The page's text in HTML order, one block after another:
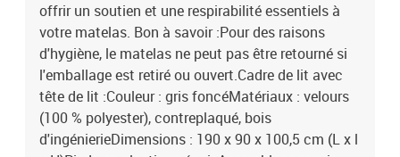
offrir un soutien et une respirabilité essentiels à
votre matelas. Bon à savoir :Pour des raisons
d'hygiène, le matelas ne peut pas être retourné si
l'emballage est retiré ou ouvert.Cadre de lit avec
tête de lit :Couleur : gris foncéMatériaux : velours
(100 % polyester), contreplaqué, bois
d'ingénierieDimensions : 190 x 90 x 100,5 cm (L x l